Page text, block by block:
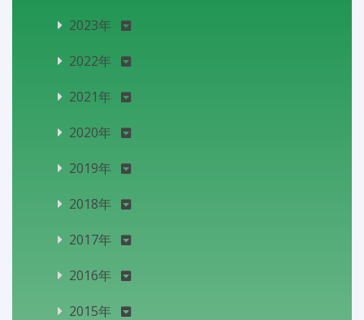
2023年
2022年
2021年
2020年
2019年
2018年
2017年
2016年
2015年